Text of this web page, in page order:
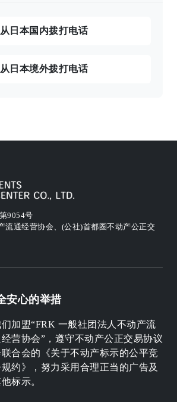
从日本国内拨打电话
从日本境外拨打电话
9054号
流通经营协会、(公社)首都圈不动产公正交
安心的举措
加盟“FRK 一般社团法人不动产流
营协会”，遵守不动产公正交易协议
合会的《关于不动产标示的公平竞
约》，努力采用合理正当的广告及
标示。